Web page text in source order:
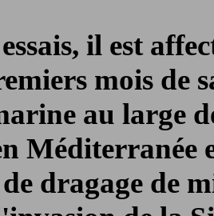
essais, il est
mois de
au large
Méditerranée
dragage de